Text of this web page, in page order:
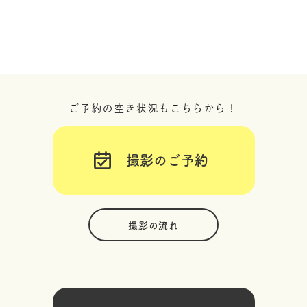
ご予約の空き状況もこちらから！
撮影のご予約
撮影の流れ